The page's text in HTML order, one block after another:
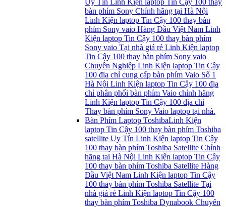
Uy Tín Linh Kiện laptop Tin Cậy 100 thay
bàn phím Sony Chính hãng tại Hà Nội
Linh Kiện laptop Tin Cậy 100 thay bàn
phím Sony vaio Hàng Đầu Việt Nam Linh
Kiện laptop Tin Cậy 100 thay bàn phím
Sony vaio Tại nhà giá rẻ Linh Kiện laptop
Tin Cậy 100 thay bàn phím Sony vaio
Chuyên Nghiệp Linh Kiện laptop Tin Cậy
100 địa chỉ cung cấp bàn phím Vaio Số 1
Hà Nội Linh Kiện laptop Tin Cậy 100 địa
chỉ phân phối bàn phím Vaio chính hãng
Linh Kiện laptop Tin Cậy 100 địa chỉ
Thay bàn phím Sony Vaio laptop tại nhà.
Bàn Phím Laptop ToshibaLinh Kiện
laptop Tin Cậy 100 thay bàn phím Toshiba
satellite Uy Tín Linh Kiện laptop Tin Cậy
100 thay bàn phím Toshiba Satellite Chính
hãng tại Hà Nội Linh Kiện laptop Tin Cậy
100 thay bàn phím Toshiba Satellite Hàng
Đầu Việt Nam Linh Kiện laptop Tin Cậy
100 thay bàn phím Toshiba Satellite Tại
nhà giá rẻ Linh Kiện laptop Tin Cậy 100
thay bàn phím Toshiba Dynabook Chuyên